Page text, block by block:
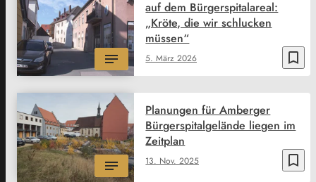
bookmark_border
5. März 2026
auf dem Bürgerspitalareal:
„Kröte, die wir schlucken
müssen“
bookmark_border
13. Nov. 2025
Planungen für Amberger
Bürgerspitalgelände liegen im
Zeitplan